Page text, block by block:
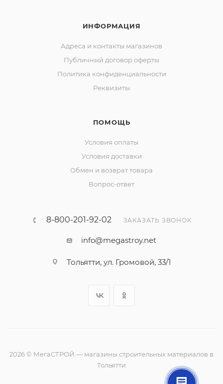
ИНФОРМАЦИЯ
Адреса и контакты магазинов
Публичный договор оферты
Политика конфиденциальности
Реквизиты
ПОМОЩЬ
Условия оплаты
Условия доставки
Обмен и возврат товара
Вопрос-ответ
8-800-201-92-02 ЗАКАЗАТЬ ЗВОНОК
info@megastroy.net
Тольятти, ул. Громовой, 33/1
2026 © МегаСТРОЙ — магазины строительных материалов в
Тольятти